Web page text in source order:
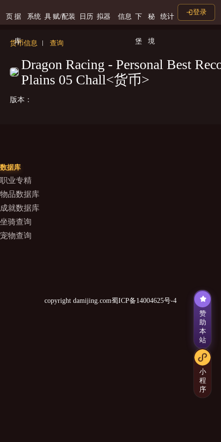
页 据
库
系统 具 赋/配装 日历 拟器 信息 下
堡
秘
境
统计
登录
货币信息 查询
Dragon Racing - Personal Best
Plains 05 Chall<货币>
版本：
数据库
职业专精
物品数据库
成就数据库
坐骑查询
宠物查询
copyright damijing.com蜀ICP备14004625号-4
赞
助
本
站
小
程
序